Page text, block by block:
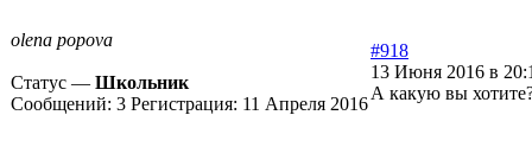
olena popova
Статус — Школьник
Сообщений: 3 Регистрация: 11 Апреля 2016
#918
13 Июня 2016 в
А какую вы